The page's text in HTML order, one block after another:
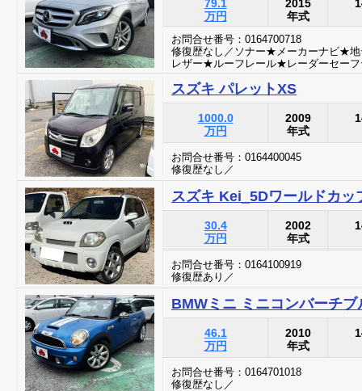
79.1
万円
2015
年式
お問合せ番号：0164700718
修復歴なし／ソナー★メーカーナビ★
レザー★ルーフレール★レーダーセー
スズキ パレットXS
1000.0
万円
2009
年式
お問合せ番号：0164400045
修復歴なし／
スズキ Kei_5Dワールドカッ
30.4
万円
2002
年式
お問合せ番号：0164100919
修復歴あり／
BMWミニ ミニコンバーチ
46.1
万円
2010
年式
お問合せ番号：0164701018
修復歴なし／